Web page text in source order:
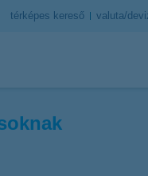
térképes kereső valuta/